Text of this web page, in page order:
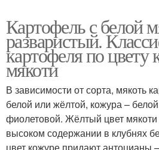
Картошки для жарки
Картофель для жарки
Картофель с белой
разваристый.
картофеля по
мякоти
В зависимости от сорта, мякоть
белой или жёлтой, кожура –
фиолетовой. Жёлтый цвет мякоти
высоком содержании в клубнях